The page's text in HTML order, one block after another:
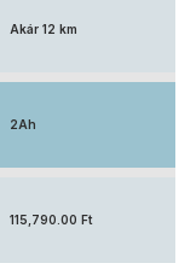
Akár 12 km
2Ah
115,790.00 Ft